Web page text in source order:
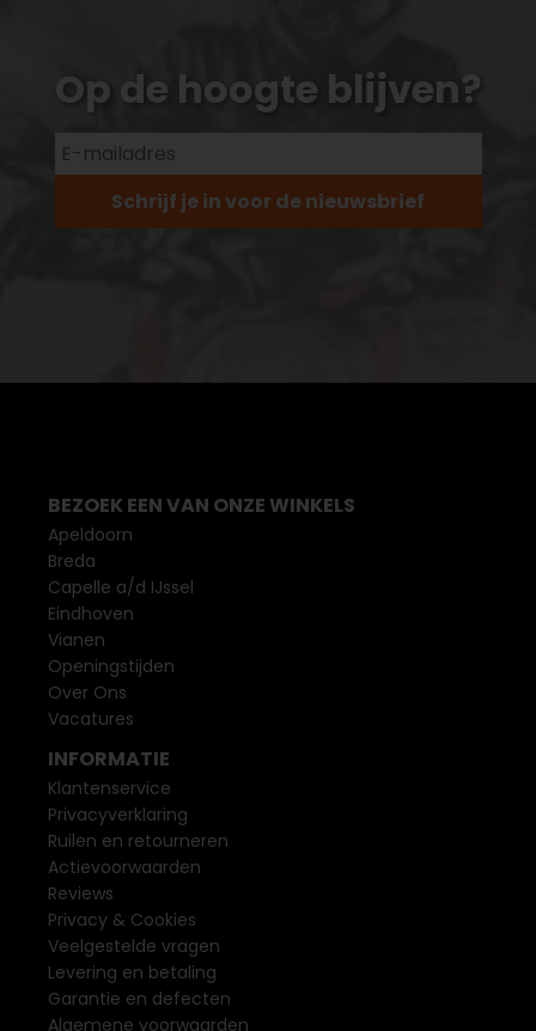
Op de hoogte blijven?
Schrijf je in voor de nieuwsbrief
BEZOEK EEN VAN ONZE WINKELS
Apeldoorn
Breda
Capelle a/d IJssel
Eindhoven
Vianen
Openingstijden
Over Ons
Vacatures
INFORMATIE
Klantenservice
Privacyverklaring
Ruilen en retourneren
Actievoorwaarden
Reviews
Privacy & Cookies
Veelgestelde vragen
Levering en betaling
Garantie en defecten
Algemene voorwaarden